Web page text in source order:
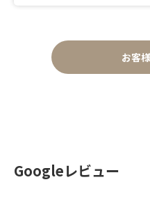
お客
Googleレビュー